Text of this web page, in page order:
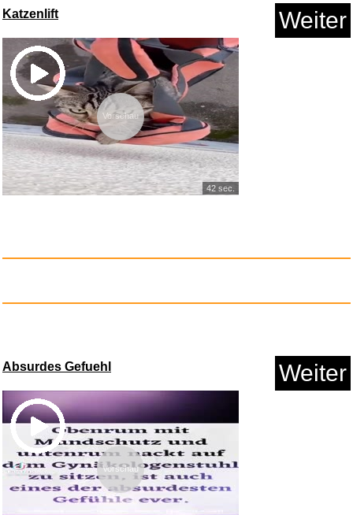
Katzenlift Weiter
Vorschau
42 sec.
Absurdes Gefuehl Weiter
Vorschau